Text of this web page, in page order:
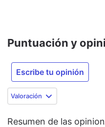
Puntuación y
Escribe tu opinión
Valoración
Resumen de las